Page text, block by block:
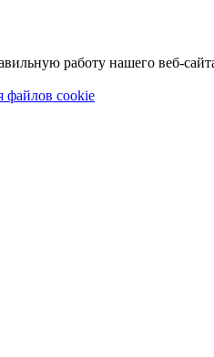
работу нашего веб-
файлов cookie